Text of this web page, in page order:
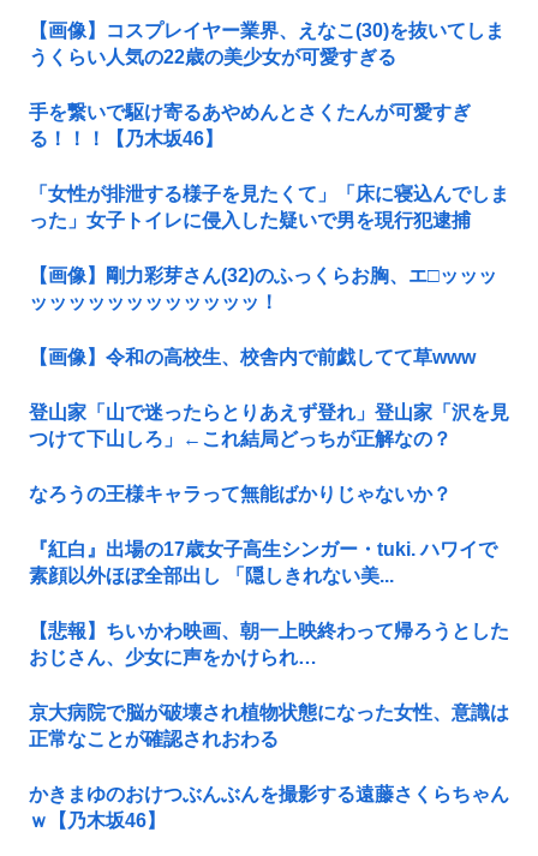
【画像】コスプレイヤー業界、えなこ(30)を抜いてしま
うくらい人気の22歳の美少女が可愛すぎる
手を繋いで駆け寄るあやめんとさくたんが可愛すぎ
る！！！【乃木坂46】
「女性が排泄する様子を見たくて」「床に寝込んでしま
った」女子トイレに侵入した疑いで男を現行犯逮捕
【画像】剛力彩芽さん(32)のふっくらお胸、エ□ッッッ
ッッッッッッッッッッッッ！
【画像】令和の高校生、校舎内で前戯してて草www
登山家「山で迷ったらとりあえず登れ」登山家「沢を見
つけて下山しろ」←これ結局どっちが正解なの？
なろうの王様キャラって無能ばかりじゃないか？
『紅白』出場の17歳女子高生シンガー・tuki. ハワイで
素顔以外ほぼ全部出し 「隠しきれない美...
【悲報】ちいかわ映画、朝一上映終わって帰ろうとした
おじさん、少女に声をかけられ…
京大病院で脳が破壊され植物状態になった女性、意識は
正常なことが確認されおわる
かきまゆのおけつぶんぶんを撮影する遠藤さくらちゃん
ｗ【乃木坂46】